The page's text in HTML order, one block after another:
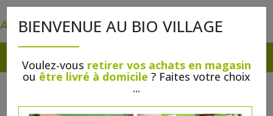
BIENVENUE AU BIO VILLAGE
Voulez-vous retirer vos achats en magasin
ou être livré à domicile ? Faites votre choix
...